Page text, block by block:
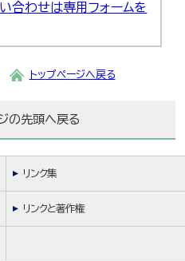
合わせは専用フォームを
トップページへ戻る
の先頭へ戻る
リンク集
リンクと著作権